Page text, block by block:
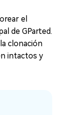
el
de GParted.
clonación
intactos y